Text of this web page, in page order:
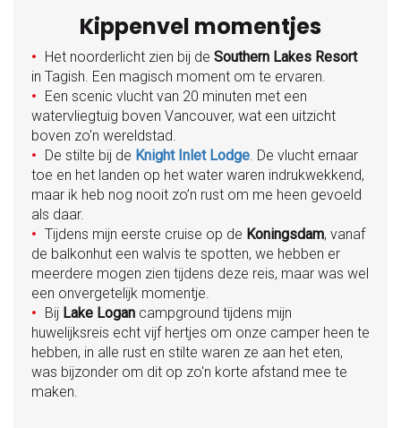
Kippenvel momentjes
● Het noorderlicht zien bij de Southern Lakes Resort
in Tagish. Een magisch moment om te ervaren.
●
Een scenic vlucht van 20 minuten met een
watervliegtuig boven Vancouver, wat een uitzicht
boven zo'n wereldstad.
● De stilte bij de Knight Inlet Lodge. De vlucht ernaar
toe en het landen op het water waren indrukwekkend,
maar ik heb nog nooit zo’n rust om me heen gevoeld
als daar.
● Tijdens mijn eerste cruise op de Koningsdam, vanaf
de balkonhut een walvis te spotten, we hebben er
meerdere mogen zien tijdens deze reis, maar was wel
een onvergetelijk momentje.
● Bij Lake Logan campground tijdens mijn
huwelijksreis echt vijf hertjes om onze camper heen te
hebben, in alle rust en stilte waren ze aan het eten,
was bijzonder om dit op zo'n korte afstand mee te
maken.